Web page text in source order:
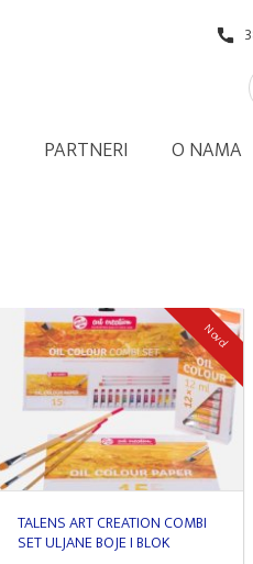
PARTNERI O NAMA
Novo!
TALENS ART CREATION COMBI
SET ULJANE BOJE I BLOK